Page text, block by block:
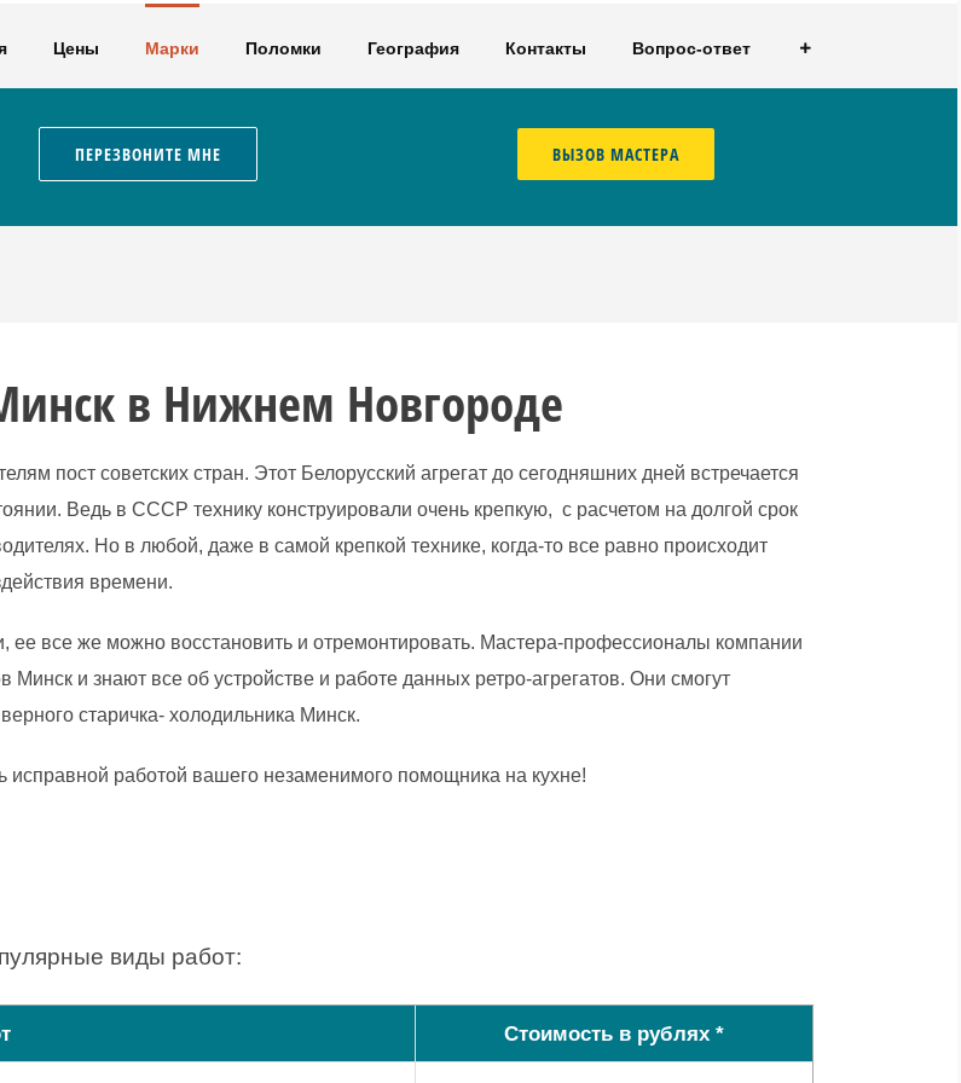
Цены Марки Поломки География Контакты Вопрос-ответ
ПЕРЕЗВОНИТЕ МНЕ ВЫЗОВ МАСТЕРА
в Нижнем Новгороде
пост советских стран. Этот Белорусский агрегат до сегодняшних дней встречается
Ведь в СССР технику конструировали очень крепкую, с расчетом на долгой срок
Но в любой, даже в самой крепкой технике, когда-то все равно происходит
времени.
ее все же можно восстановить и отремонтировать. Мастера-профессионалы компании
и знают все об устройстве и работе данных ретро-агрегатов. Они смогут
старичка- холодильника Минск.
работой вашего незаменимого помощника на кухне!
виды работ:
Стоимость в рублях *